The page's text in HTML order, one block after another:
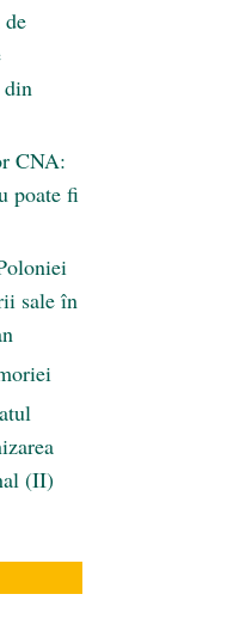
CNA:
poate fi
sale în
(II)